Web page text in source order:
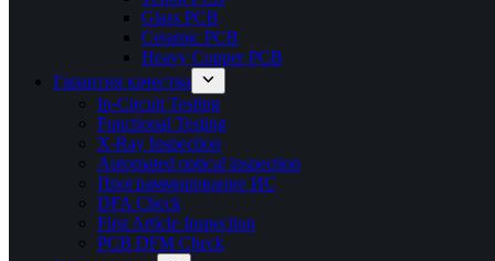
Glass PCB
Ceramic PCB
Heavy Copper PCB
Гарантия качества
In-Circuit Testing
Functional Testing
X-Ray Inspection
Automated optical inspection
Программирование ИС
DFA Check
First Article Inspection
PCB DFM Check